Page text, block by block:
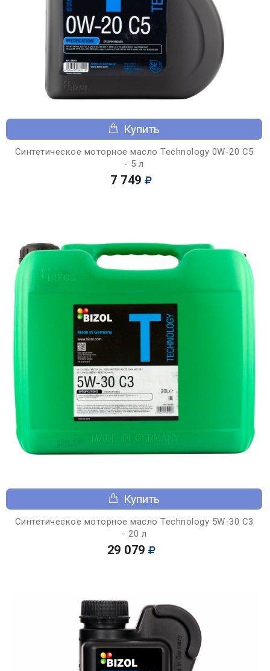
Купить
Синтетическое моторное масло Technology 0W-20 C5
- 5 л
7 749
Купить
Синтетическое моторное масло Technology 5W-30 C3
- 20 л
29 079